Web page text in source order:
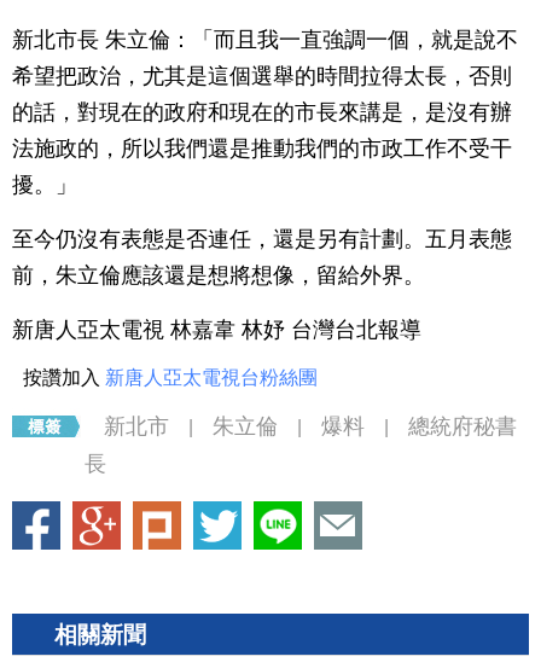
新北市長 朱立倫：「而且我一直強調一個，就是說不
希望把政治，尤其是這個選舉的時間拉得太長，否則
的話，對現在的政府和現在的市長來講是，是沒有辦
法施政的，所以我們還是推動我們的市政工作不受干
擾。」
至今仍沒有表態是否連任，還是另有計劃。五月表態
前，朱立倫應該還是想將想像，留給外界。
新唐人亞太電視 林嘉韋 林妤 台灣台北報導
按讚加入 新唐人亞太電視台粉絲團
新北市 朱立倫 爆料
總統府秘書
長
相關新聞